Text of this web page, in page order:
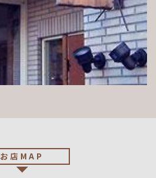
お店MAP